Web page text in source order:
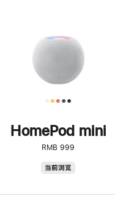
HomePod mini
RMB 999
当前浏览